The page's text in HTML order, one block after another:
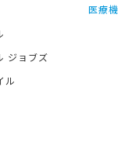
ジョブズ
ル
医療